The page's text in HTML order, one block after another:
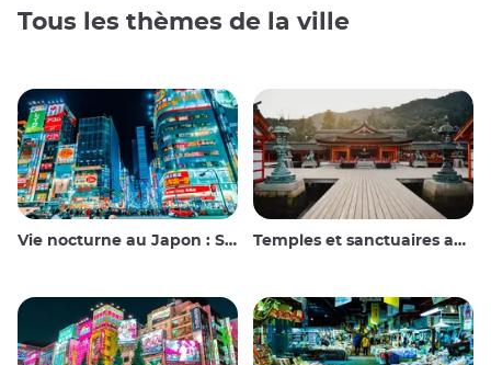
Tous les thèmes de la ville
Vie nocturne au Japon : Sortir, voir et boire Temples et sanctuaires au Japon